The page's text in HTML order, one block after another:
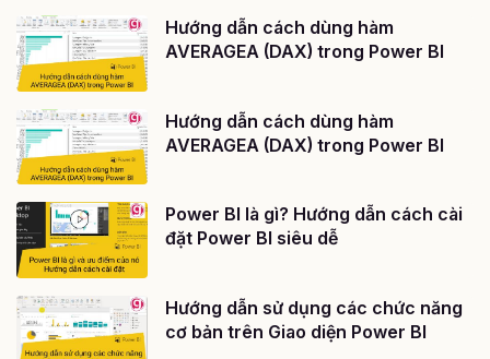
Hướng dẫn cách dùng hàm
AVERAGEA (DAX) trong Power BI
Hướng dẫn cách dùng hàm
AVERAGEA (DAX) trong Power BI
Power BI là gì? Hướng dẫn cách cài
đặt Power BI siêu dễ
Hướng dẫn sử dụng các chức năng
cơ bản trên Giao diện Power BI